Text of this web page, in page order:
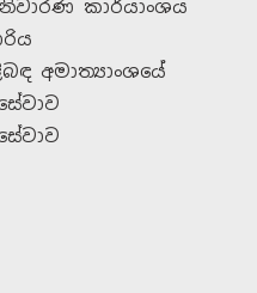
කාර්යාංශය
අමාත්‍යාංශයේ